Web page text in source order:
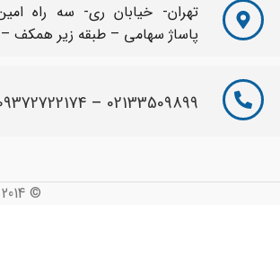
تهران- خیابان ری- سه راه
پاساژ سهامی – طبقه زیر همکف –
02133509899
–
© 2014 - 2024 کلیه حقوق این سایت محفوظ و متعلق به های واش می باشد. طراحی شده توسط :